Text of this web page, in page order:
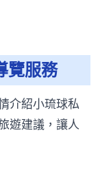
覽服務
介紹小琉球私
遊建議，讓人